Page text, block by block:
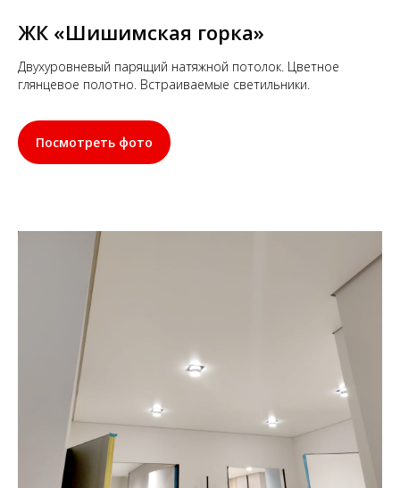
ЖК «Шишимская горка»
Двухуровневый парящий натяжной потолок. Цветное
глянцевое полотно. Встраиваемые светильники.
Посмотреть фото